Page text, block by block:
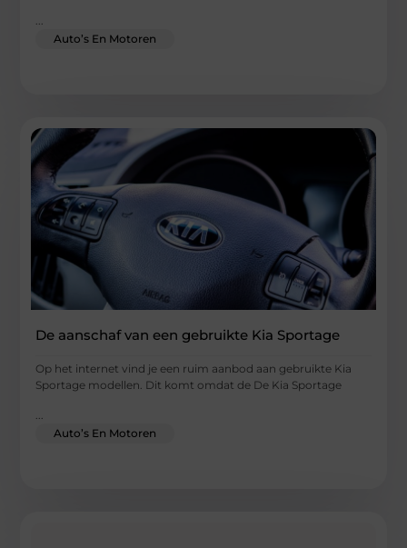
...
Auto’s En Motoren
De aanschaf van een gebruikte Kia Sportage
Op het internet vind je een ruim aanbod aan gebruikte Kia
Sportage modellen. Dit komt omdat de De Kia Sportage
Auto’s En Motoren